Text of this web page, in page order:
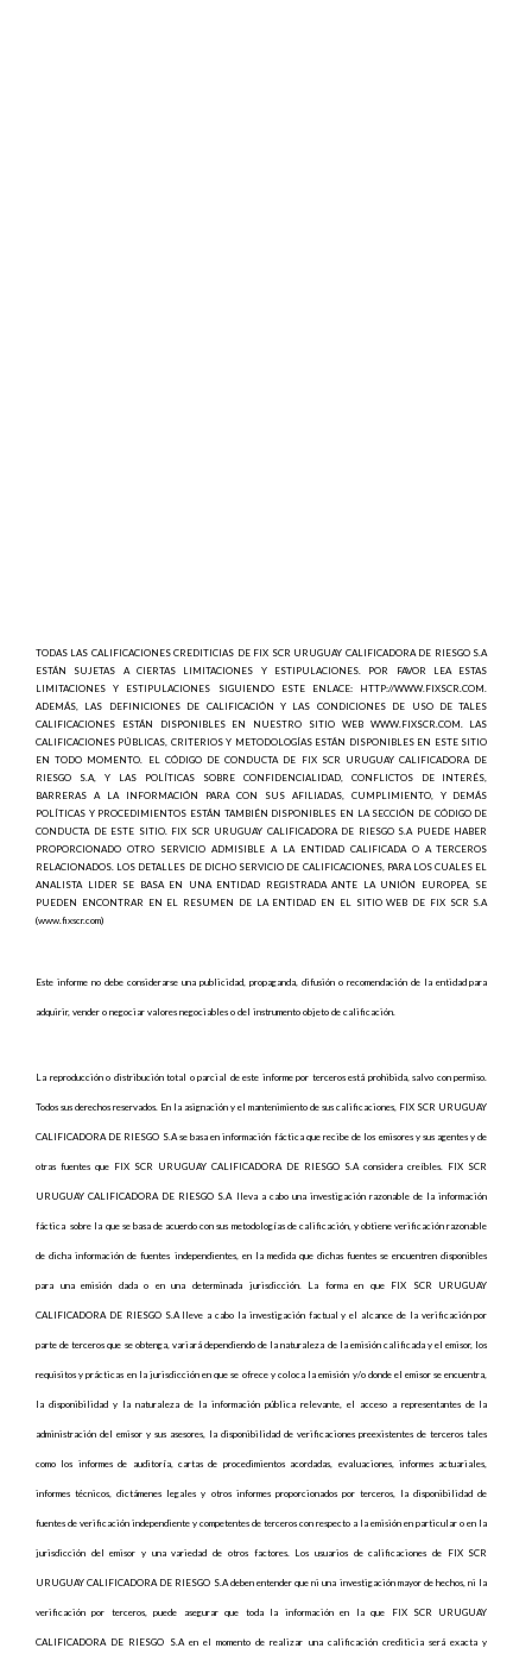
TODAS LAS CALIFICACIONES CREDITICIAS DE FIX SCR URUGUAY CALIFICADORA DE RIESGO S.A
ESTÁN SUJETAS A CIERTAS LIMITACIONES Y ESTIPULACIONES. POR FAVOR LEA ESTAS
LIMITACIONES Y ESTIPULACIONES SIGUIENDO ESTE ENLACE: HTTP://WWW.FIXSCR.COM.
ADEMÁS, LAS DEFINICIONES DE CALIFICACIÓN Y LAS CONDICIONES DE USO DE TALES
CALIFICACIONES ESTÁN DISPONIBLES EN NUESTRO SITIO WEB WWW.FIXSCR.COM. LAS
CALIFICACIONES PÚBLICAS, CRITERIOS Y METODOLOGÍAS ESTÁN DISPONIBLES EN ESTE SITIO
EN TODO MOMENTO. EL CÓDIGO DE CONDUCTA DE FIX SCR URUGUAY CALIFICADORA DE
RIESGO S.A, Y LAS POLÍTICAS SOBRE CONFIDENCIALIDAD, CONFLICTOS DE INTERÉS,
BARRERAS A LA INFORMACIÓN PARA CON SUS AFILIADAS, CUMPLIMIENTO, Y DEMÁS
POLÍTICAS Y PROCEDIMIENTOS ESTÁN TAMBIÉN DISPONIBLES EN LA SECCIÓN DE CÓDIGO DE
CONDUCTA DE ESTE SITIO. FIX SCR URUGUAY CALIFICADORA DE RIESGO S.A PUEDE HABER
PROPORCIONADO OTRO SERVICIO ADMISIBLE A LA ENTIDAD CALIFICADA O A TERCEROS
RELACIONADOS. LOS DETALLES DE DICHO SERVICIO DE CALIFICACIONES, PARA LOS CUALES EL
ANALISTA LIDER SE BASA EN UNA ENTIDAD REGISTRADA ANTE LA UNIÓN EUROPEA, SE
PUEDEN ENCONTRAR EN EL RESUMEN DE LA ENTIDAD EN EL SITIO WEB DE FIX SCR S.A
(www.fixscr.com)
Este informe no debe considerarse una publicidad, propaganda, difusión o recomendación de la entidad para
adquirir, vender o negociar valores negociables o del instrumento objeto de calificación.
La reproducción o distribución total o parcial de este informe por terceros está prohibida, salvo con permiso.
Todos sus derechos reservados. En la asignación y el mantenimiento de sus calificaciones, FIX SCR URUGUAY
CALIFICADORA DE RIESGO S.A se basa en información fáctica que recibe de los emisores y sus agentes y de
otras fuentes que FIX SCR URUGUAY CALIFICADORA DE RIESGO S.A considera creíbles. FIX SCR
URUGUAY CALIFICADORA DE RIESGO S.A lleva a cabo una investigación razonable de la información
fáctica sobre la que se basa de acuerdo con sus metodologías de calificación, y obtiene verificación razonable
de dicha información de fuentes independientes, en la medida que dichas fuentes se encuentren disponibles
para una emisión dada o en una determinada jurisdicción. La forma en que FIX SCR URUGUAY
CALIFICADORA DE RIESGO S.A lleve a cabo la investigación factual y el alcance de la verificación por
parte de terceros que se obtenga, variará dependiendo de la naturaleza de la emisión calificada y el emisor, los
requisitos y prácticas en la jurisdicción en que se ofrece y coloca la emisión y/o donde el emisor se encuentra,
la disponibilidad y la naturaleza de la información pública relevante, el acceso a representantes de la
administración del emisor y sus asesores, la disponibilidad de verificaciones preexistentes de terceros tales
como los informes de auditoría, cartas de procedimientos acordadas, evaluaciones, informes actuariales,
informes técnicos, dictámenes legales y otros informes proporcionados por terceros, la disponibilidad de
fuentes de verificación independiente y competentes de terceros con respecto a la emisión en particular o en la
jurisdicción del emisor y una variedad de otros factores. Los usuarios de calificaciones de FIX SCR
URUGUAY CALIFICADORA DE RIESGO S.A deben entender que ni una investigación mayor de hechos, ni la
verificación por terceros, puede asegurar que toda la información en la que FIX SCR URUGUAY
CALIFICADORA DE RIESGO S.A en el momento de realizar una calificación crediticia será exacta y